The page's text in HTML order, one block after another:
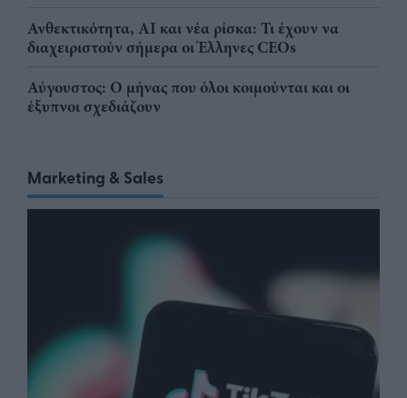
Ανθεκτικότητα, AI και νέα ρίσκα: Τι έχουν να
διαχειριστούν σήμερα οι Έλληνες CEOs
Αύγουστος: Ο μήνας που όλοι κοιμούνται και οι
έξυπνοι σχεδιάζουν
Marketing & Sales